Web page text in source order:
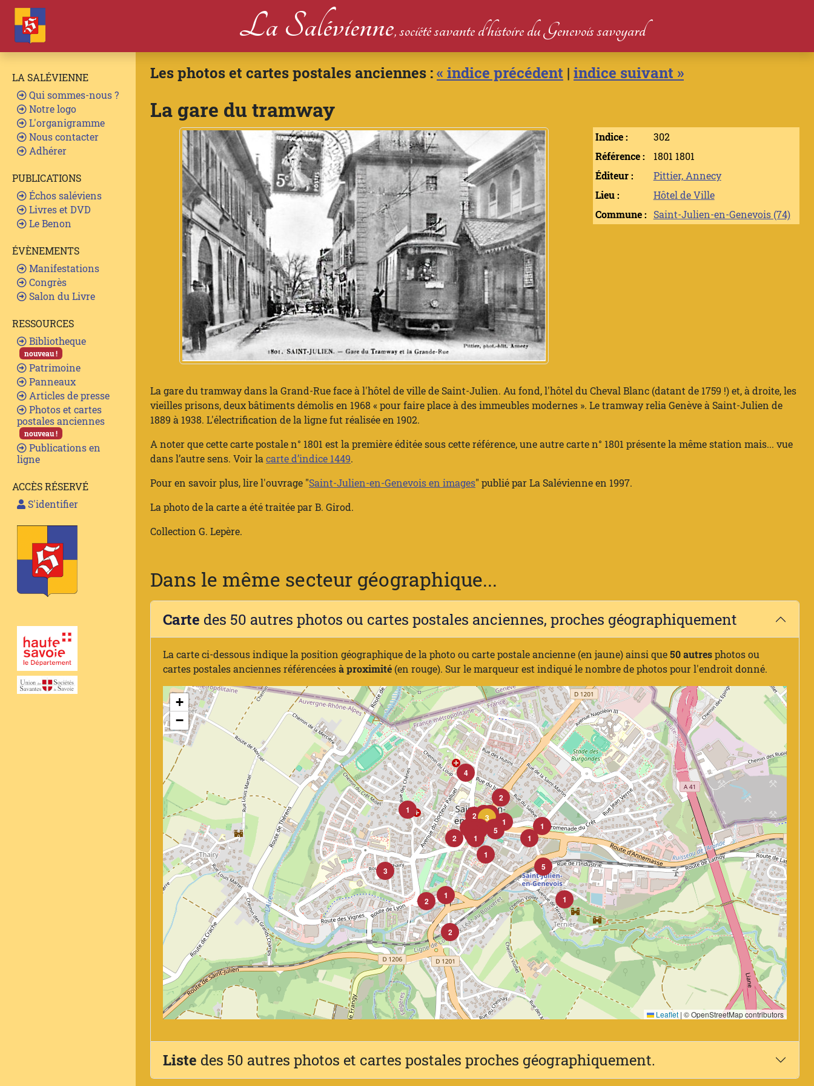
La Salévienne, société savante d'histoire du Genevois savoyard
LA SALÉVIENNE
Qui sommes-nous ?
Notre logo
L'organigramme
Nous contacter
Adhérer
PUBLICATIONS
Échos saléviens
Livres et DVD
Le Benon
ÉVÈNEMENTS
Manifestations
Congrès
Salon du Livre
RESSOURCES
Bibliotheque
nouveau !
Patrimoine
Panneaux
Articles de presse
Photos et cartes
postales anciennes
nouveau !
Publications en
ligne
ACCÈS RÉSERVÉ
S'identifier
Les photos et cartes postales anciennes :« indice précédent | indice suivant »
La gare du tramway
Indice :
302
Référence :
1801 1801
Éditeur :
Pittier, Annecy
Lieu :
Hôtel de Ville
Commune :
Saint-Julien-en-Genevois (74)
La gare du tramway dans la Grand-Rue face à l'hôtel de ville de Saint-Julien. Au fond, l'hôtel du Cheval Blanc (datant de 1759 !) et, à droite, les
vieilles prisons, deux bâtiments démolis en 1968 « pour faire place à des immeubles modernes ». Le tramway relia Genève à Saint-Julien de
1889 à 1938. L'électrification de la ligne fut réalisée en 1902.
A noter que cette carte postale n° 1801 est la première éditée sous cette référence, une autre carte n° 1801 présente la même station mais... vue
dans l’autre sens. Voir la carte d’indice 1449.
Pour en savoir plus, lire l'ouvrage "Saint-Julien-en-Genevois en images" publié parLa Salévienneen 1997.
La photo de la carte a été traitée par B. Girod.
Collection G. Lepère.
Dans le même secteur géographique...
Carte des 50 autres photos ou cartes postales anciennes, proches géographiquement
La carte ci-dessous indique la position géographique de la photo ou carte postale ancienne (en jaune) ainsi que50 autresphotos ou
cartes postales anciennes référencéesà proximité (en rouge). Sur le marqueur est indiqué le nombre de photos pour l'endroit donné.
31
1
1
5
2
1
41
2
1
2
4
1
1
5
1
1
2
2
1
3
+
−
Leaflet | © OpenStreetMap contributors
Liste des 50 autres photos et cartes postales proches géographiquement.